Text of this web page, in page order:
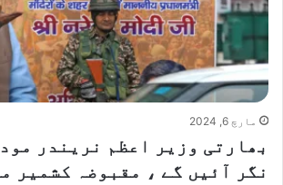
مارچ 6, 2024
بھارتی وزیر اعظم نریندر
نگر آئیں گے ، مقبوضہ کشمیر